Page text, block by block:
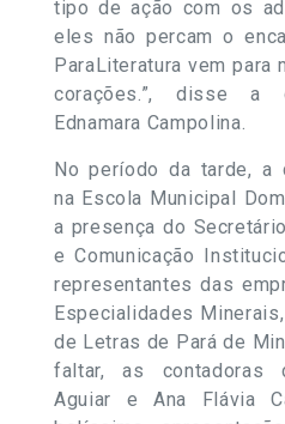
tipo de ação com os
eles não percam o
ParaLiteratura vem para
corações.”, disse a
Ednamara Campolina.
No período da tarde, a
na Escola Municipal
a presença do
e Comunicação
representantes das
Especialidades
de Letras de Pará de
faltar, as contadoras
Aguiar e Ana Flávia